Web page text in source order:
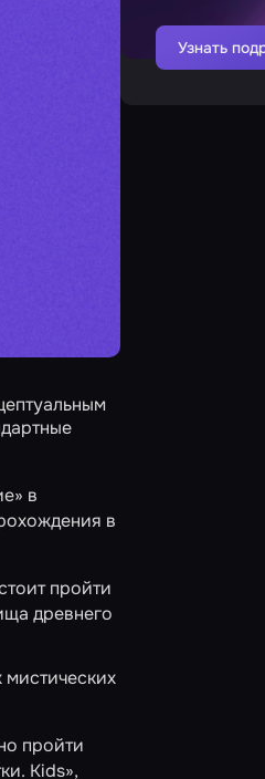
в
в
пройти
древнего
пройти
Kids»,
Узнать